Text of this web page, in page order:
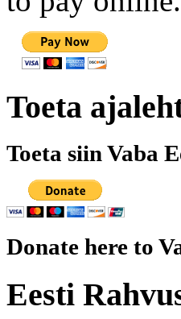
Toeta
Toeta siin Vaba
Donate here to
Eesti